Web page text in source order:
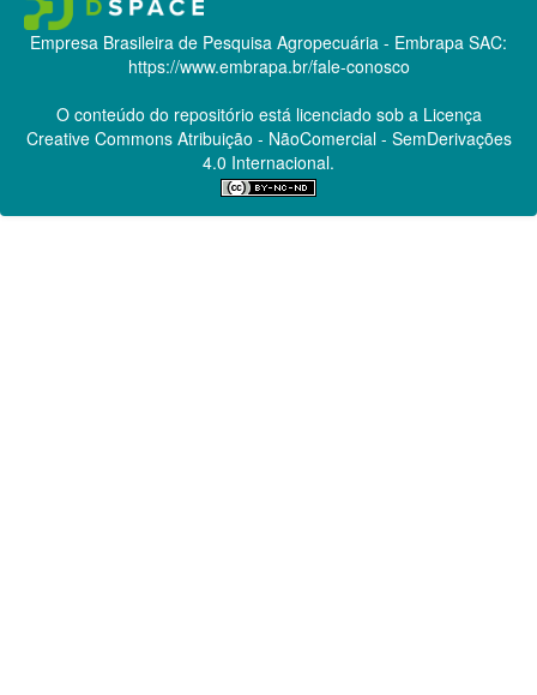
Empresa Brasileira de Pesquisa Agropecuária - Embrapa SAC:
https://www.embrapa.br/fale-conosco
O conteúdo do repositório está licenciado sob a Licença
Creative CommonsAtribuição - NãoComercial - SemDerivações
4.0 Internacional.